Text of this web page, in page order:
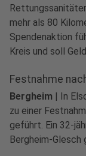
mehr als 80
Spendenaktion
Kreis und soll
Festnahme
Bergheim | In
zu einer
geführt. Ein 32-
Bergheim-Glesch